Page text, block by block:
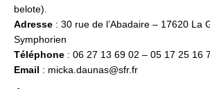
belote).
Adresse : 30 rue de l’Abadaire – 17620 La
Symphorien
Téléphone : 06 27 13 69 02 – 05 17 25 16
Email : micka.daunas@sfr.fr